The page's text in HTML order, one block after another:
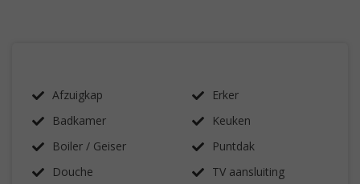
Afzuigkap
Badkamer
Boiler / Geiser
Douche
Erker
Keuken
Puntdak
TV aansluiting